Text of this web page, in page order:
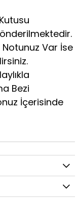
Var İse
Bezi
İçerisinde